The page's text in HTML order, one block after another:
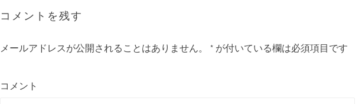
ー
シ
ョ
ン
コメントを残す
メールアドレスが公開されることはありません。 * が付いている欄は必須項目です
コメント